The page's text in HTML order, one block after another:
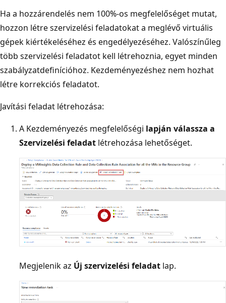
Ha a hozzárendelés nem 100%-os megfelelőséget mutat,
hozzon létre szervizelési feladatokat a meglévő virtuális
gépek kiértékeléséhez és engedélyezéséhez. Valószínűleg
több szervizelési feladatot kell létrehoznia, egyet minden
szabályzatdefinícióhoz. Kezdeményezéshez nem hozhat
létre korrekciós feladatot.
Javítási feladat létrehozása:
A Kezdeményezés megfelelőségi lapján válassza a
Szervizelési feladat létrehozása lehetőséget.
Megjelenik az Új szervizelési feladat lap.